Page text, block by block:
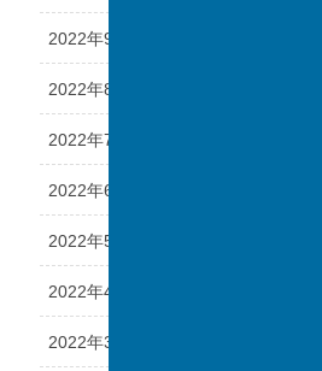
2022年9月
2022年8月
2022年7月
2022年6月
2022年5月
2022年4月
2022年3月